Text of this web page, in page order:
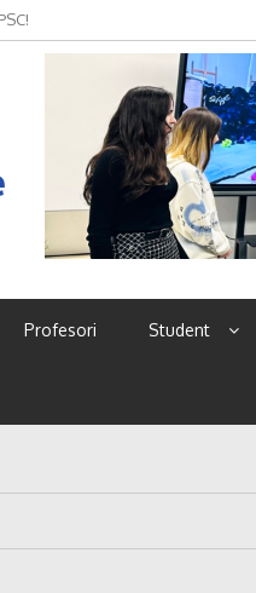
Profesori Student